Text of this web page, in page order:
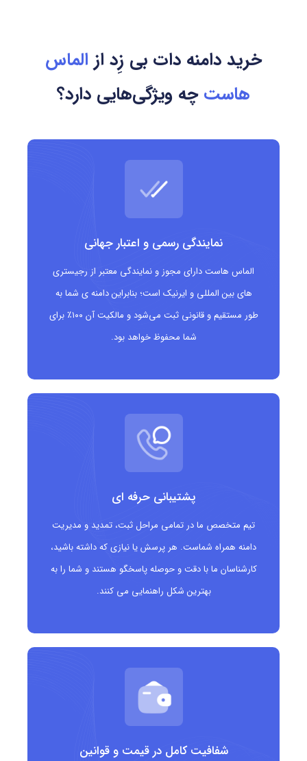
دامنه ی .bz متعلق به کدام کشور است؟
مزایای استفاده از دامنه .bz
استفاده از این پسوند می تواند مزایای زیر را به همراه داشته باشد:
کوتاه، ساده و به یادماندنی بودن
امکان برندینگ خلاقانه به ویژه برای کسب وکارها
مناسب برای بازار محلی بلیز و همچنین بازار بین المللی
در دسترس بودن نام های بیشتر نسبت به پسوندهای
گزینه ای متفاوت برای استارتاپ ها و پروژه های نوآورانه
این دامنه می تواند انتخاب مناسبی برای گروه های زیر باشد:
کسب وکارها و افراد مستقر در بلیز
شرکت هایی که قصد ورود به بازار بلیز را دارند
پروژه های دیجیتال که به دنبال نام خاص و متفاوت
کسب وکارهایی که می خواهند دامنه ای جایگزین برای
خرید دامنه دات بی زِد از الماس
هاست چه ویژگی‌هایی دارد؟
نمایندگی رسمی و اعتبار جهانی
الماس هاست دارای مجوز و نمایندگی معتبر از رجیستری
های بین المللی و ایرنیک است؛ بنابراین دامنه ی شما به
طور مستقیم و قانونی ثبت می‌شود و مالکیت آن ۱۰۰٪ برای
شما محفوظ خواهد بود.
پشتیبانی حرفه ای
تیم متخصص ما در تمامی مراحل ثبت، تمدید و مدیریت
دامنه همراه شماست. هر پرسش یا نیازی که داشته باشید،
کارشناسان ما با دقت و حوصله پاسخگو هستند و شما را به
بهترین شکل راهنمایی می کنند.
شفافیت کامل در قیمت و قوانین